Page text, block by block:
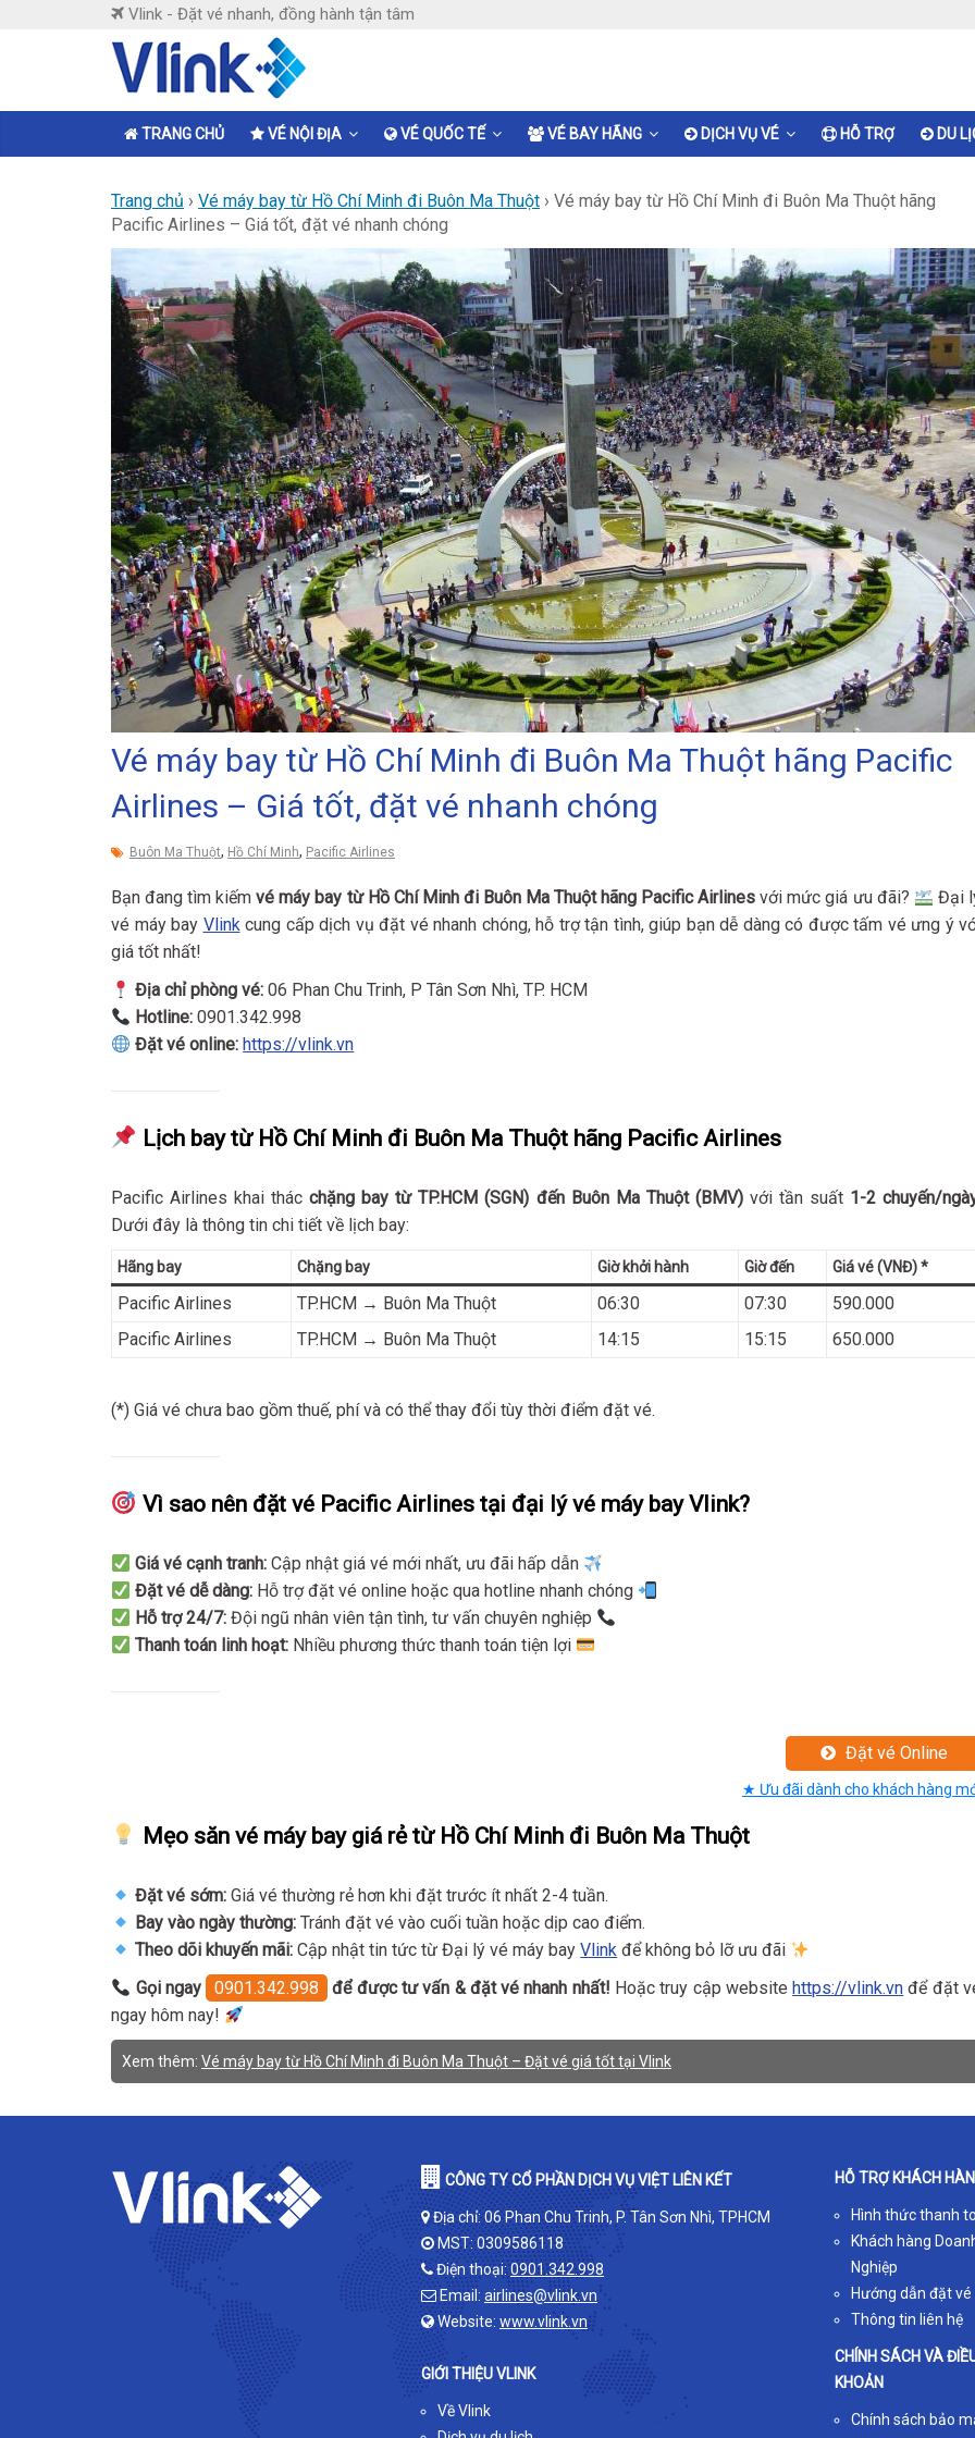
Vlink - Đặt vé nhanh, đồng hành tận tâm
Vlink
Đặt
vé
đồng
hành
tâm
TRANG CHỦ VÉ NỘI ĐỊA VÉ QUỐC TẾ VÉ BAY HÃNG DỊCH VỤ VÉ HỖ TRỢ DU
Trang chủ › Vé máy bay từ Hồ Chí Minh đi Buôn Ma Thuột › Vé máy bay từ Hồ Chí Minh đi Buôn Ma Thuột hãng
Pacific Airlines – Giá tốt, đặt vé nhanh chóng
Vé máy bay từ Hồ Chí Minh đi Buôn Ma Thuột hãng Pacific
Airlines – Giá tốt, đặt vé nhanh chóng
Buôn Ma Thuột, Hồ Chí Minh, Pacific Airlines
Bạn đang tìm kiếmvé máy bay từ Hồ Chí Minh đi Buôn Ma Thuột hãng Pacific Airlines với mức giá ưu đãi?
Đại
vé máy bay Vlinkcung cấp dịch vụ đặt vé nhanh chóng, hỗ trợ tận tình, giúp bạn dễ dàng có được tấm vé ưng ý
giá tốt nhất!
Địa chỉ phòng vé: 06 Phan Chu Trinh, P Tân Sơn Nhì, TP. HCM
Hotline: 0901.342.998
Đặt vé online: https://vlink.vn
Lịch bay từ Hồ Chí Minh đi Buôn Ma Thuột hãng Pacific Airlines
Pacific Airlines khai thácchặng bay từ TP.HCM (SGN) đến Buôn Ma Thuột (BMV)với tần suất 1-2 chuyến/
Dưới đây là thông tin chi tiết về lịch bay:
Hãng bay Chặng bay Giờ khởi hành Giờ đến Giá vé (VNĐ) *
Pacific Airlines TP.HCM → Buôn Ma Thuột 06:30 07:30
590.000
Pacific Airlines
TP.HCM → Buôn Ma Thuột 14:15 15:15 650.000
(*) Giá vé chưa bao gồm thuế, phí và có thể thay đổi tùy thời điểm đặt vé.
Vì sao nên đặt vé Pacific Airlines tại đại lý vé máy bay Vlink?
Giá vé cạnh tranh: Cập nhật giá vé mới nhất, ưu đãi hấp dẫn
Đặt vé dễ dàng: Hỗ trợ đặt vé online hoặc qua hotline nhanh chóng
Hỗ trợ 24/7: Đội ngũ nhân viên tận tình, tư vấn chuyên nghiệp
Thanh toán linh hoạt: Nhiều phương thức thanh toán tiện lợi
Đặt vé Online
★ Ưu đãi dành cho khách hàng
Mẹo săn vé máy bay giá rẻ từ Hồ Chí Minh đi Buôn Ma Thuột
Đặt vé sớm: Giá vé thường rẻ hơn khi đặt trước ít nhất 2-4 tuần.
Bay vào ngày thường: Tránh đặt vé vào cuối tuần hoặc dịp cao điểm.
Theo dõi khuyến mãi: Cập nhật tin tức từ Đại lý vé máy bayVlink để không bỏ lỡ ưu đãi
Gọi ngay
0901.342.998 để được tư vấn & đặt vé nhanh nhất! Hoặc truy cập websitehttps://vlink.vn để đặt
ngay hôm nay!
Xem thêm: Vé máy bay từ Hồ Chí Minh đi Buôn Ma Thuột – Đặt vé giá tốt tại Vlink
CÔNG TY CỔ PHẦN DỊCH VỤ VIỆT LIÊN KẾT
Địa chỉ: 06 Phan Chu Trinh, P. Tân Sơn Nhì, TPHCM
MST: 0309586118
Điện thoại: 0901.342.998
Email: airlines@vlink.vn
Website: www.vlink.vn
GIỚI THIỆU VLINK
Về Vlink
HỖ TRỢ KHÁCH
Hình thức thanh
Khách hàng
Nghiệp
Hướng dẫn đặt vé
Thông tin liên hệ
CHÍNH SÁCH VÀ
KHOẢN
Chính sách bảo